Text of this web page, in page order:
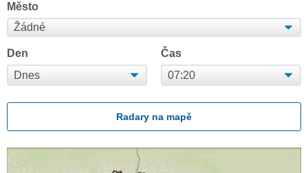
Město
Den Čas
Radary na mapě